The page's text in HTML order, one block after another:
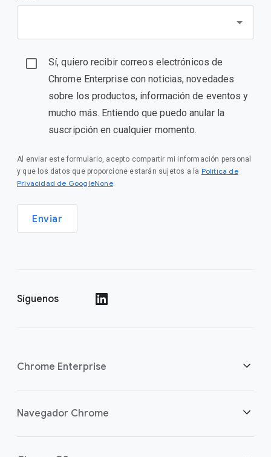
Sí, quiero recibir correos electrónicos de
Chrome Enterprise con noticias, novedades
sobre los productos, información de eventos y
mucho más. Entiendo que puedo anular la
suscripción en cualquier momento.
Al enviar este formulario, acepto compartir mi información personal
y que los datos que proporcione estarán sujetos a la Política de
Privacidad de GoogleNone.
Enviar
Síguenos
Chrome Enterprise
Seguridad
Navegador Chrome